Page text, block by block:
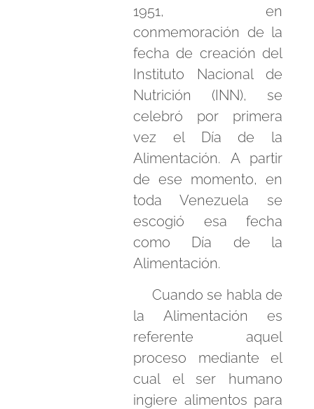
1951, en
conmemoración de la
fecha de creación del
Instituto Nacional de
Nutrición (INN), se
celebró por primera
vez el Día de la
Alimentación. A partir
de ese momento, en
toda Venezuela se
escogió esa fecha
como Día de la
Alimentación.
Cuando se habla de
la Alimentación es
referente aquel
proceso mediante el
cual el ser humano
ingiere alimentos para